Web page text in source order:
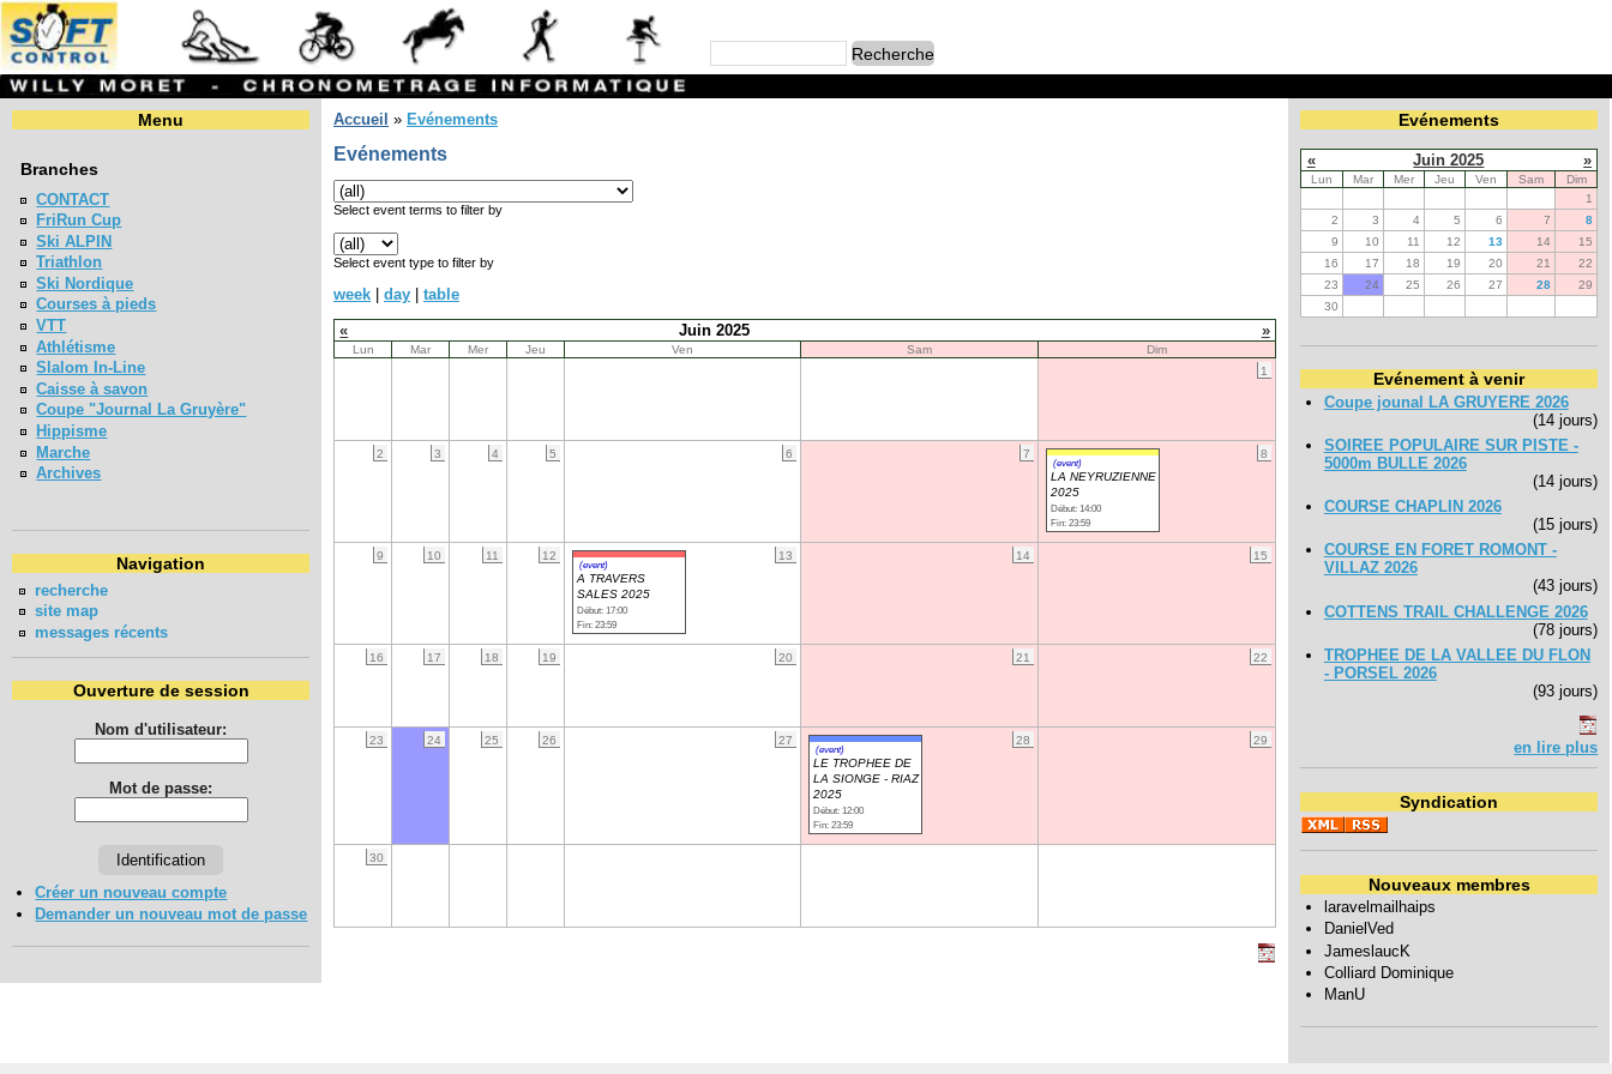
Menu
Branches
CONTACT
FriRun Cup
Ski ALPIN
Triathlon
Ski Nordique
Courses à pieds
VTT
Athlétisme
Slalom In-Line
Caisse à savon
Coupe "Journal La Gruyère"
Hippisme
Marche
Archives
Navigation
recherche
site map
messages récents
Ouverture de session
Nom d'utilisateur:
Mot de passe:
Créer un nouveau compte
Demander un nouveau mot de passe
Accueil » Evénements
Evénements
Select event terms to filter by
Select event type to filter by
week day
table
«
Juin 2025 »
Lun Mar Mer Jeu Ven Sam
Dim
1
2 3 4 5 6 7 8
(event)
LA NEYRUZIENNE
2025
Début: 14:00
Fin: 23:59
9 10 11 12 13
(event)
A TRAVERS
SALES 2025
Début: 17:00
Fin: 23:59
14 15
16 17 18 19 20 21 22
23 24 25 26 27 28
(event)
LE TROPHEE DE
LA SIONGE - RIAZ
2025
Début: 12:00
Fin: 23:59
29
30
Evénements
« Juin 2025 »
Lun Mar Mer Jeu Ven Sam
Dim
1
2
3 4 5 6 7
8
9
10 11 12 13 14
15
16
17 18 19 20 21
22
23
24 25 26 27 28
29
30
Evénement à venir
Coupe jounal LA GRUYERE 2026
(14 jours)
SOIREE POPULAIRE SUR PISTE -
5000m BULLE 2026
(14 jours)
COURSE CHAPLIN 2026
(15 jours)
COURSE EN FORET ROMONT -
VILLAZ 2026
(43 jours)
COTTENS TRAIL CHALLENGE 2026
(78 jours)
TROPHEE DE LA VALLEE DU FLON
- PORSEL 2026
(93 jours)
en lire plus
Syndication
Nouveaux membres
laravelmailhaips
DanielVed
JameslaucK
Colliard Dominique
ManU